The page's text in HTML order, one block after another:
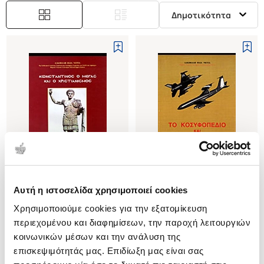
Αυτή η ιστοσελίδα χρησιμοποιεί cookies
Χρησιμοποιούμε cookies για την εξατομίκευση
περιεχομένου και διαφημίσεων, την παροχή λειτουργιών
κοινωνικών μέσων και την ανάλυση της
επισκεψιμότητάς μας. Επιδίωξη μας είναι σας
Δημοτικότητα
(0)
ΚΩΝΣΤΑΝΤΙΝΟΣ Ο ΜΕΓΑΣ ΚΑΙ Ο
ΧΡΙΣΤΙΑΝΙΣΜΟΣ
ΝΕΤΤΑΣ ΑΛΚΙΒΙΑΔΗΣ
Κωδ. Πολιτείας:1925-0046
ΤΟ ΚΟΣΥΦΟΠΕΔΙΟ ΚΑΙ Η
ΛΑΣΠΩΜΕΝΗ ΔΥΣΗ
ΝΕΤΤΑΣ ΑΛΚΙΒΙΑΔΗΣ
Κωδ. Πολιτείας:1925-0054